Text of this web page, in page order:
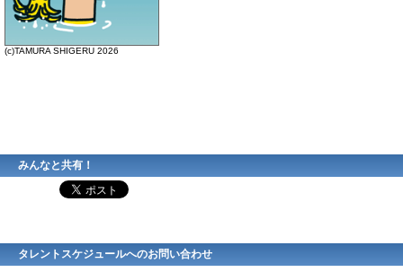
(c)TAMURA SHIGERU 2026
みんなと共有！
タレントスケジュールへのお問い合わせ